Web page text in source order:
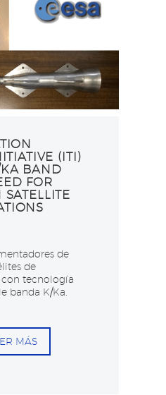
(ITI)
BAND
FOR
de
de
tecnología
banda K/Ka.
MÁS